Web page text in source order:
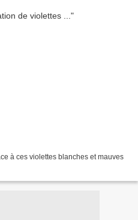
à ces violettes blanches et mauves